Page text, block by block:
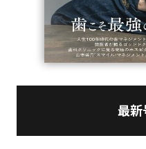
最新